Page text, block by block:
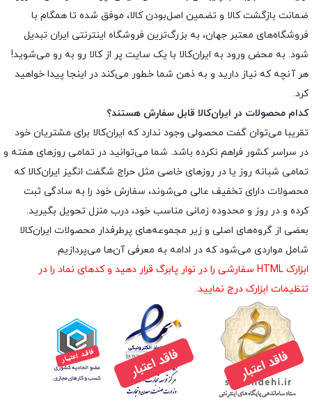
ضمانت بازگشت کالا و تضمین اصل‌بودن کالا، موفق شده تا همگام با
فروشگاه‌های معتبر جهان، به بزرگ‌ترین فروشگاه اینترنتی ایران تبدیل
شود. به محض ورود به ایران‌کالا با یک سایت پر از کالا رو به رو می‌شوید!
هر آنچه که نیاز دارید و به ذهن شما خطور می‌کند در اینجا پیدا خواهید
کرد.
کدام محصولات در ایران‌کالا قابل سفارش هستند؟
تقریبا می‌توان گفت محصولی وجود ندارد که ایران‌کالا برای مشتریان خود
در سراسر کشور فراهم نکرده باشد. شما می‌توانید در تمامی روزهای هفته و
تمامی شبانه روز یا در روزهای خاصی مثل حراج شگفت انگیز ایران‌کالا که
محصولات دارای تخفیف عالی می‌شوند، سفارش خود را به سادگی ثبت
کرده و در روز و محدوده زمانی مناسب خود، درب منزل تحویل بگیرید.
بعضی از گروه‌های اصلی و زیر مجموعه‌های پرطرفدار محصولات ایران‌کالا
شامل مواردی می‌شود که در ادامه به معرفی آن‌ها می‌پردازیم.
ابزارک HTML سفارشی را در نوار پابرگ قرار دهید و کدهای نماد را در
تنظیمات ابزارک درج نمایید.